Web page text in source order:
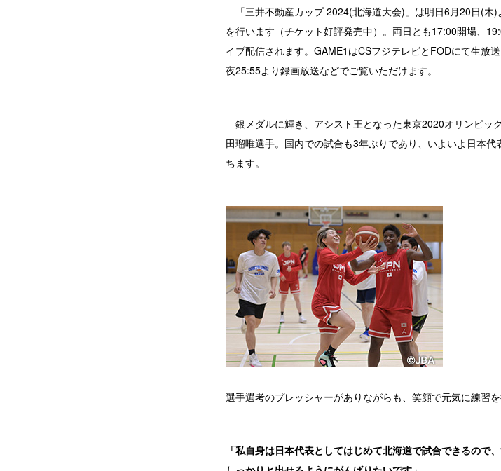
「三井不動産カップ 2024(北海道大会) 」は明日6月20日(木
を行います （チケット好評発売中） 。両日とも17:00開場、
イブ配信されます。GAME1はCSフジテレビとFODにて生放
夜25:55より録画放送などでご覧いただけます。
銀メダルに輝き、アシスト王となった東京2020オリンピッ
田瑠唯選手。国内での試合も3年ぶりであり、いよいよ日本
ちます。
選手選考のプレッシャーがありながらも、笑顔で元気に練習
「私自身は日本代表としてはじめて北海道で試合できるので